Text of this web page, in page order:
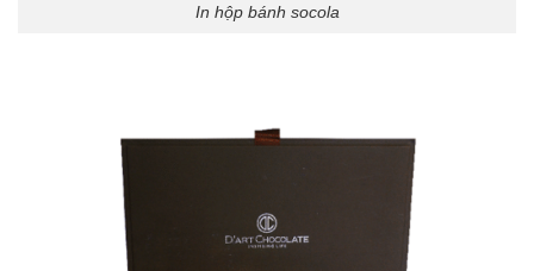
In hộp bánh socola